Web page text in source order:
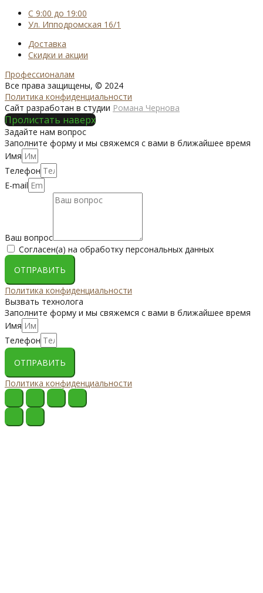
С 9:00 до 19:00
Ул. Ипподромская 16/1
Доставка
Скидки и акции
Профессионалам
Все права защищены, © 2024
Политика конфиденциальности
Сайт разработан в студии Романа Чернова
Пролистать наверх
Задайте нам вопрос
Заполните форму и мы свяжемся с вами в ближайшее время
Имя
Телефон
E-mail
Ваш вопрос
Согласен(а) на обработку персональных данных
ОТПРАВИТЬ
Политика конфиденциальности
Вызвать технолога
Заполните форму и мы свяжемся с вами в ближайшее время
Имя
Телефон
ОТПРАВИТЬ
Политика конфиденциальности